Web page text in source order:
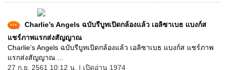
Charlie’s Angels ฉบับรีบูทเปิดกล้องแล้ว เอลิซาเบธ แบงก์ส
แชร์ภาพแรกส่งสัญญาณ
Charlie’s Angels ฉบับรีบูทเปิดกล้องแล้ว เอลิซาเบธ แบงก์ส แชร์ภาพ
แรกส่งสัญญาณ ...
27 ก.ย. 2561 10:12 น. | เปิดอ่าน 1974